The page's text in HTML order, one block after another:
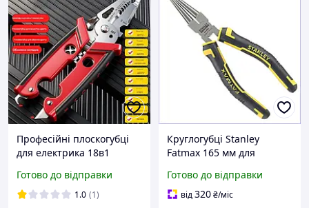
Професійні плоскогубці
для електрика 18в1
зачищення проводів
Готово до відправки
1.0 (1)
Круглогубці Stanley
Fatmax 165 мм для
скручування дроту
професійний інструмент
Готово до відправки
від320₴/міс